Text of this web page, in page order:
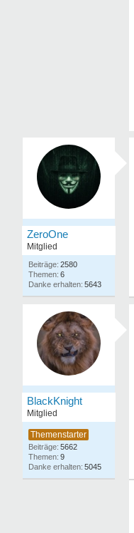
ZeroOne
Mitglied
2580
6
5643
BlackKnight
Mitglied
5662
9
5045